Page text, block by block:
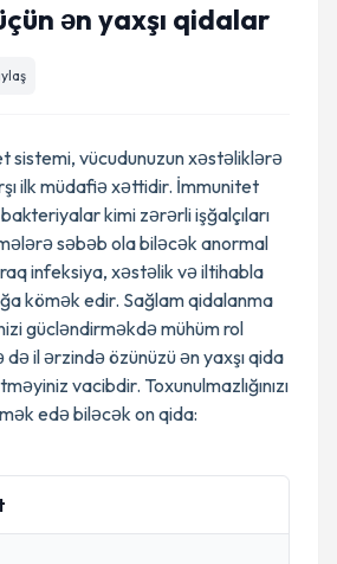
ən yaxşı qidalar
sistemi, vücudunuzun xəstəliklərə
ilk müdafiə xəttidir. İmmunitet
kimi zərərli işğalçıları
səbəb ola biləcək anormal
infeksiya, xəstəlik və iltihabla
kömək edir. Sağlam qidalanma
gücləndirməkdə mühüm rol
də il ərzində özünüzü ən yaxşı qida
vacibdir. Toxunulmazlığınızı
edə biləcək on qida: